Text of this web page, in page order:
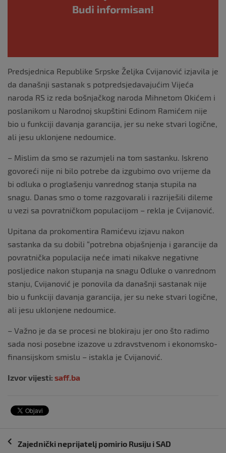
Predsjednica Republike Srpske Željka Cvijanović izjavila je
da današnji sastanak s potpredsjedavajućim Vijeća
naroda RS iz reda bošnjačkog naroda Mihnetom Okićem i
poslanikom u Narodnoj skupštini Edinom Ramićem nije
bio u funkciji davanja garancija, jer su neke stvari logične,
ali jesu uklonjene nedoumice.
– Mislim da smo se razumjeli na tom sastanku. Iskreno
govoreći nije ni bilo potrebe da izgubimo ovo vrijeme da
bi odluka o proglašenju vanrednog stanja stupila na
snagu. Danas smo o tome razgovarali i razriješili dileme
u vezi sa povratničkom populacijom – rekla je Cvijanović.
Upitana da prokomentira Ramićevu izjavu nakon
sastanka da su dobili “potrebna objašnjenja i garancije da
povratnička populacija neće imati nikakve negativne
posljedice nakon stupanja na snagu Odluke o vanrednom
stanju, Cvijanović je ponovila da današnji sastanak nije
bio u funkciji davanja garancija, jer su neke stvari logične,
ali jesu uklonjene nedoumice.
– Važno je da se procesi ne blokiraju jer ono što radimo
sada nosi posebne izazove u zdravstvenom i ekonomsko-
finansijskom smislu – istakla je Cvijanović.
Izvor vijesti: saff.ba
Navigacija
Zajednički neprijatelj pomirio Rusiju i SAD